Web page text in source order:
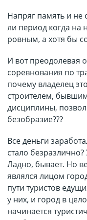
Напряг память и не
ли период когда на
ровным, а хотя бы
И вот преодолевая
соревнования по
почему владелец
строителем,
дисциплины,
безобразие???
Все деньги
стало
Ладно, бывает. Но
являлся лицом
пути туристов
у них, и город в
начинается